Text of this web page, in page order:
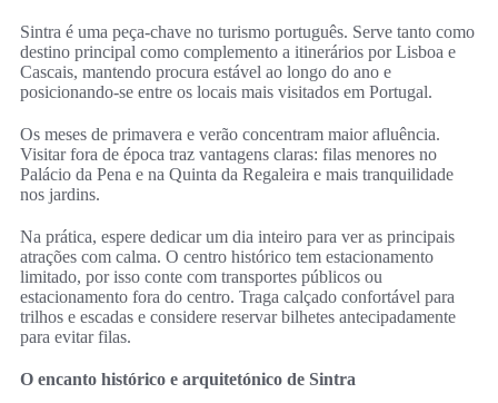
Sintra é uma peça-chave no turismo português. Serve tanto como
destino principal como complemento a itinerários por Lisboa e
Cascais, mantendo procura estável ao longo do ano e
posicionando-se entre os locais mais visitados em Portugal.
Os meses de primavera e verão concentram maior afluência.
Visitar fora de época traz vantagens claras: filas menores no
Palácio da Pena e na Quinta da Regaleira e mais tranquilidade
nos jardins.
Na prática, espere dedicar um dia inteiro para ver as principais
atrações com calma. O centro histórico tem estacionamento
limitado, por isso conte com transportes públicos ou
estacionamento fora do centro. Traga calçado confortável para
trilhos e escadas e considere reservar bilhetes antecipadamente
para evitar filas.
O encanto histórico e arquitetónico de Sintra